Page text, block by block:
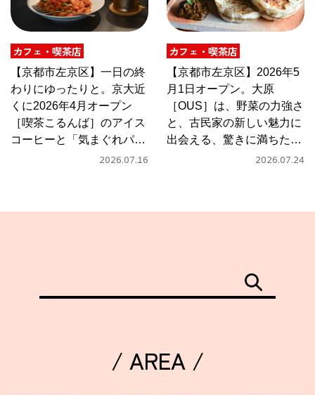
カフェ・喫茶店
【京都市左京区】一日の終
わりにゆったりと。京大近
くに2026年4月オープン
［喫茶こるんば］のアイス
コーヒーと「気まぐれパス
2026.07.16
カフェ・喫茶店
【京都市左京区】2026年5
月1日オープン。大原
［OUS］は、野菜の力強さ
と、古民家の新しい魅力に
出会える、驚きに満ちたカ
2026.07.24
/ AREA /